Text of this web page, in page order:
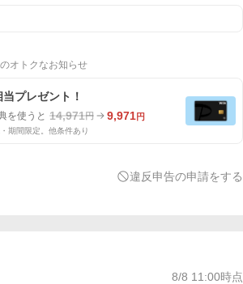
オトクなお知らせ
プレゼント！
を使うと 14,971円 9,971円
期間限定。他条件あり
違反申告の申請をする
8/8 11:00時点